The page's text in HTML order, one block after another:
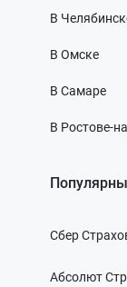
В
В Омске
В Самаре
В Ростове-
Сбер
Абсолют